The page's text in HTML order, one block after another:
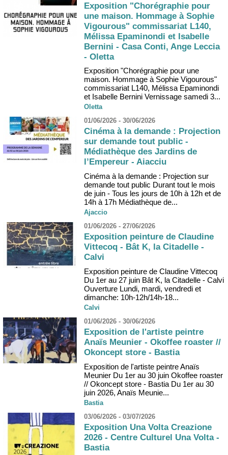
Exposition "Chorégraphie pour
une maison. Hommage à Sophie
Vigourous" commissariat L140,
Mélissa Epaminondi et Isabelle
Bernini - Casa Conti, Ange Leccia
- Oletta
Exposition "Chorégraphie pour une
maison. Hommage à Sophie Vigourous"
commissariat L140, Mélissa Epaminondi
et Isabelle Bernini Vernissage samedi 3...
Oletta
01/06/2026 - 30/06/2026
Cinéma à la demande : Projection
sur demande tout public -
Médiathèque des Jardins de
l’Empereur - Aiacciu
Cinéma à la demande : Projection sur
demande tout public Durant tout le mois
de juin - Tous les jours de 10h à 12h et de
14h à 17h Médiathèque de...
Ajaccio
01/06/2026 - 27/06/2026
Exposition peinture de Claudine
Vittecoq - Bât K, la Citadelle -
Calvi
Exposition peinture de Claudine Vittecoq
Du 1er au 27 juin Bât K, la Citadelle - Calvi
Ouverture Lundi, mardi, vendredi et
dimanche: 10h-12h/14h-18...
Calvi
01/06/2026 - 30/06/2026
Exposition de l'artiste peintre
Anaïs Meunier - Okoffee roaster //
Okoncept store - Bastia
Exposition de l'artiste peintre Anaïs
Meunier Du 1er au 30 juin Okoffee roaster
// Okoncept store - Bastia Du 1er au 30
juin 2026, Anaïs Meunie...
Bastia
03/06/2026 - 03/07/2026
Exposition Una Volta Creazione
2026 - Centre Culturel Una Volta -
Bastia